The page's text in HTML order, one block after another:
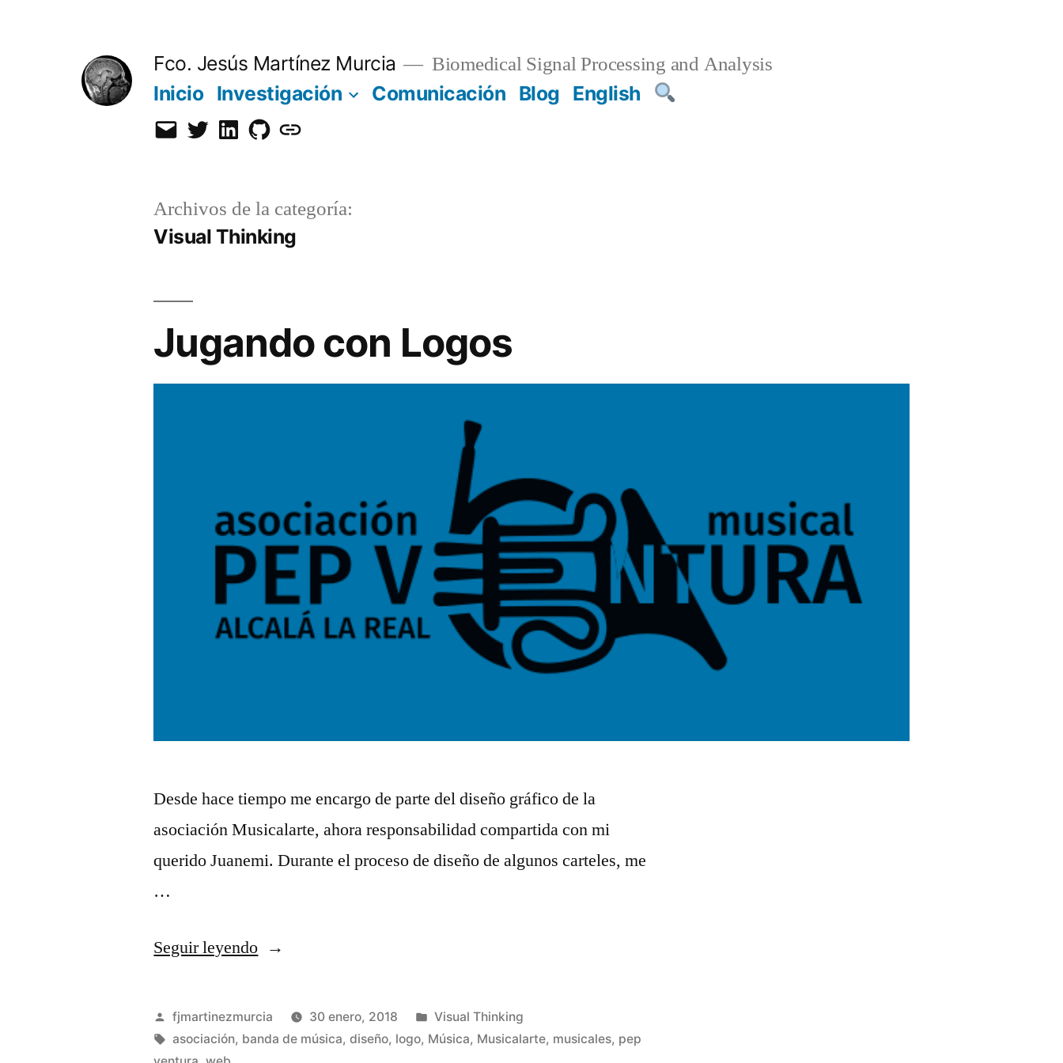
Fco. Jesús Martínez Murcia Biomedical Signal Processing and Analysis
Inicio Investigación Comunicación Blog English
EmailTwitterLinkedInGitHub
Orcid
Archivos de la categoría:
Visual Thinking
Jugando con Logos
Desde hace tiempo me encargo de parte del diseño gráfico de la
asociación Musicalarte, ahora responsabilidad compartida con mi
querido Juanemi. Durante el proceso de diseño de algunos carteles, me
…
Seguir leyendo«Jugando
Logos»
Publicado
por
fjmartinezmurcia 30 enero, 2018
Publicado
en
Visual Thinking
Etiquetas:
asociación, banda de música,diseño, logo, Música, Musicalarte, musicales, pep